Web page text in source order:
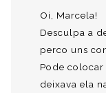
Oi, Marcela!
Desculpa a
perco uns
Pode
deixava ela